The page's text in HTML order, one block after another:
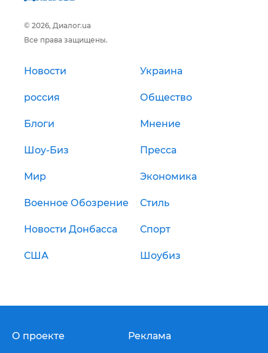
© 2026, Диалог.ua
Все права защищены.
Новости Украина
россия Общество
Блоги Мнение
Шоу-Биз Пресса
Мир Экономика
Военное Обозрение Стиль
Новости Донбасса Спорт
США Шоубиз
О проекте Реклама